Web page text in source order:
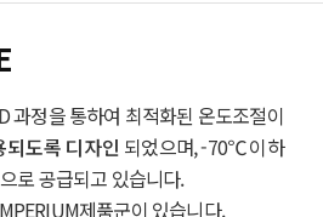
과정을 통하여 최적화된 온도조절이
도록 디자인 되었으며,-70℃이하
으로 공급되고 있습니다.
제품군이 있습니다.